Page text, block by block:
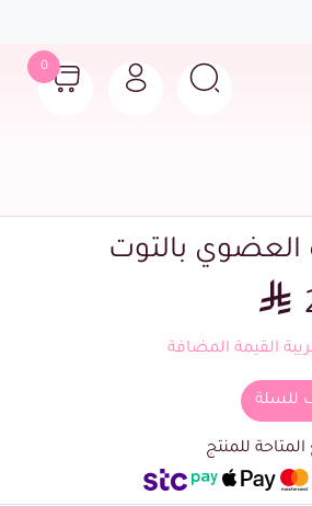
0
بالتوت
القيمة المضافة
للسلة
للمنتج